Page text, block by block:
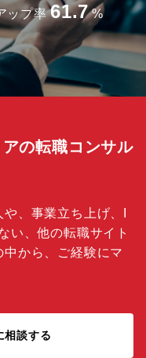
ップ率 61.7 %
の転職コンサル
、事業立ち上げ、I
い、他の転職サイト
中から、ご経験にマ
相談する